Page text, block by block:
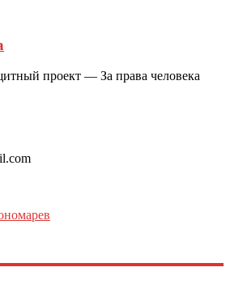
проект — За права человека